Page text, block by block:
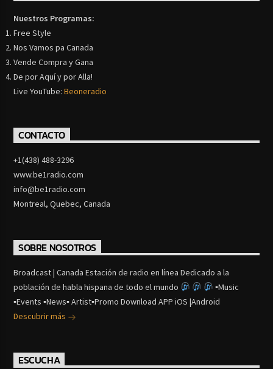
Nuestros Programas:
Free Style
Nos Vamos pa Canada
Vende Compra y Gana
De por Aquí y por Alla!
Live YouTube:Beoneradio
CONTACTO
+1(438) 488-3296
www.be1radio.com
info@be1radio.com
Montreal, Quebec, Canada
SOBRE NOSOTROS
Broadcast | Canada Estación de radio en línea Dedicado a la
población de habla hispana de todo el mundo
▪Music
▪Events ▪News▪ Artist▪Promo Download APP iOS |Android
Descubrir más
ESCUCHA